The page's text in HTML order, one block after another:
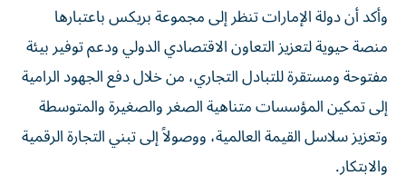
وأكد أن دولة الإمارات تنظر إلى مجموعة بريكس باعتبارها
منصة حيوية لتعزيز التعاون الاقتصادي الدولي ودعم توفير بيئة
مفتوحة ومستقرة للتبادل التجاري، من خلال دفع الجهود الرامية
إلى تمكين المؤسسات متناهية الصغر والصغيرة والمتوسطة
وتعزيز سلاسل القيمة العالمية، ووصولاً إلى تبني التجارة الرقمية
والابتكار.